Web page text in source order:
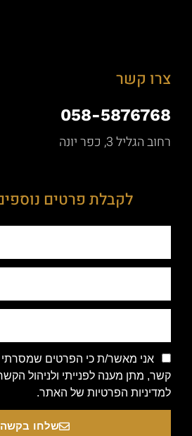
צרו קשר
058-5876768
רחוב הגליל 3, כפר יונה
לקבלת פרטים
אני מאשר/ת כי הפרטים שמסרתי
קשר, מתן מענה לפנייתי ולניהול
למדיניות הפרטיות של האתר.
שלחו בקשה